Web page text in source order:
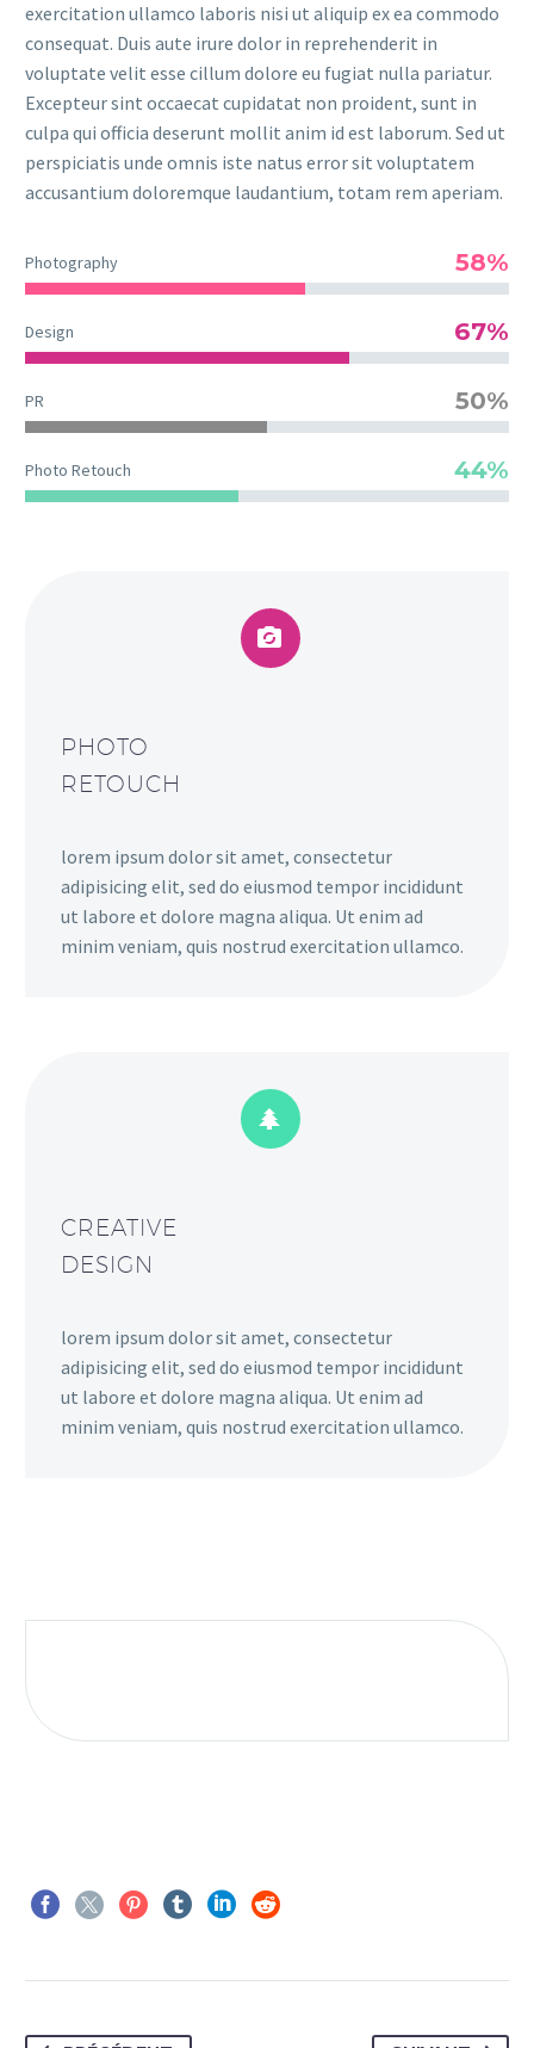
exercitation ullamco laboris nisi ut aliquip ex ea commodo
consequat. Duis aute irure dolor in reprehenderit in
voluptate velit esse cillum dolore eu fugiat nulla pariatur.
Excepteur sint occaecat cupidatat non proident, sunt in
culpa qui officia deserunt mollit anim id est laborum. Sed ut
perspiciatis unde omnis iste natus error sit voluptatem
accusantium doloremque laudantium, totam rem aperiam.
Photography 58%
Design 67%
PR 50%
Photo Retouch 44%


PHOTO
RETOUCH
lorem ipsum dolor sit amet, consectetur
adipisicing elit, sed do eiusmod tempor incididunt
ut labore et dolore magna aliqua. Ut enim ad
minim veniam, quis nostrud exercitation ullamco.


CREATIVE
DESIGN
lorem ipsum dolor sit amet, consectetur
adipisicing elit, sed do eiusmod tempor incididunt
ut labore et dolore magna aliqua. Ut enim ad
minim veniam, quis nostrud exercitation ullamco.